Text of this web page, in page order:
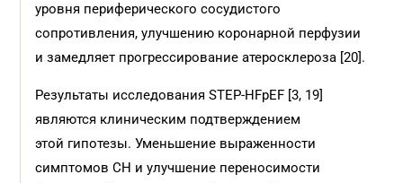
уровня периферического сосудистого
сопротивления, улучшению коронарной перфузии
и замедляет прогрессирование атеросклероза [20].
Результаты исследования STEP-HFpEF [3, 19]
являются клиническим подтверждением
этой гипотезы. Уменьшение выраженности
симптомов СН и улучшение переносимости